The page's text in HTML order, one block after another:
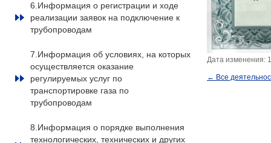
6.Информация о регистрации и ходе
реализации заявок на подключение к
трубопроводам
7.Информация об условиях, на которых
осуществляется оказание
регулируемых услуг по
транспортировке газа по
трубопроводам
8.Информация о порядке выполнения
технологических, технических и других
Дата изменения:
← Все